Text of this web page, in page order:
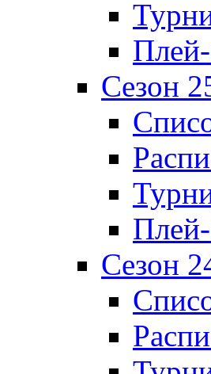
Сезон
Сезон